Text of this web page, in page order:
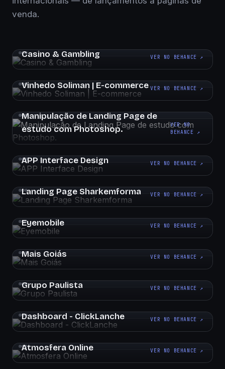
venda.
Casino & Gambling VER NO BEHANCE ↗
Vinhedo Soliman | E-commerce VER NO BEHANCE ↗
Manipulação de Landing Page de
estudo com Photoshop.
VER NO
BEHANCE ↗
APP Interface Design VER NO BEHANCE ↗
Landing Page Sharkemforma VER NO BEHANCE ↗
Eyemobile VER NO BEHANCE ↗
Mais Goiás VER NO BEHANCE ↗
Grupo Paulista VER NO BEHANCE ↗
Dashboard - ClickLanche VER NO BEHANCE ↗
Atmosfera Online VER NO BEHANCE ↗